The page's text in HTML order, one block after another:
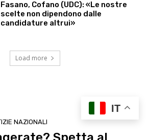
Fasano, Cofano (UDC): «Le nostre
scelte non dipendono dalle
candidature altrui»
Load more